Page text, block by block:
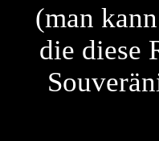
(man
die diese